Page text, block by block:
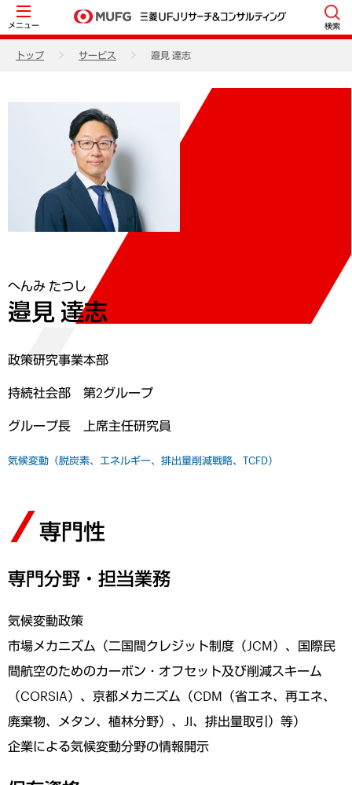
メニュー 検索
トップ サービス 邉見 達志
へんみ たつし
邉見 達志
政策研究事業本部
持続社会部 第2グループ
グループ長 上席主任研究員
気候変動（脱炭素、エネルギー、排出量削減戦略、TCFD）
専門性
専門分野・担当業務
気候変動政策
市場メカニズム（二国間クレジット制度（JCM）、国際民
間航空のためのカーボン・オフセット及び削減スキーム
（CORSIA）、京都メカニズム（CDM（省エネ、再エネ、
廃棄物、メタン、植林分野）、JI、排出量取引）等）
企業による気候変動分野の情報開示